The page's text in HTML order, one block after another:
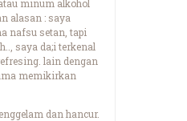
minum alkohol
alasan : saya
nafsu setan, tapi
saya da;i terkenal
lain dengan
memikirkan
dan hancur.